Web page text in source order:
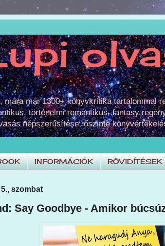
mára már 1300+ könyvkritika tartalommal
történelmi romantikus, fantasy
népszerűsítése, őszinte
INFORMÁCIÓK RÖVIDÍTÉSEK
szombat
Say Goodbye - Amikor